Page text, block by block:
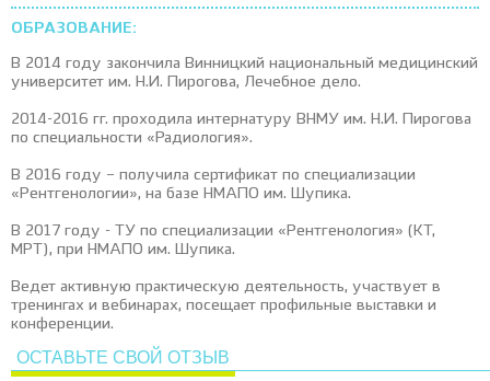
ОБРАЗОВАНИЕ:
В 2014 году закончила Винницкий национальный медицинский
университет им. Н.И. Пирогова, Лечебное дело.
2014-2016 гг. проходила интернатуру ВНМУ им. Н.И. Пирогова
по специальности «Радиология».
В 2016 году – получила сертификат по специализации
«Рентгенологии», на базе НМАПО им. Шупика.
В 2017 году - ТУ по специализации «Рентгенология» (КТ,
МРТ), при НМАПО им. Шупика.
Ведет активную практическую деятельность, участвует в
тренингах и вебинарах, посещает профильные выставки и
конференции.
ОСТАВЬТЕ СВОЙ ОТЗЫВ